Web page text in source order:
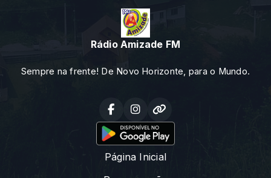
Rádio Amizade FM
Sempre na frente! De Novo Horizonte, para o Mundo.
Página Inicial